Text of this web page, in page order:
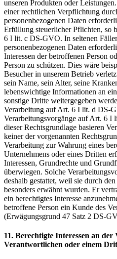
unseren Produkten oder
einer rechtlichen Verpflichtung
personenbezogenen Daten
Erfüllung steuerlicher Pflichten, so
6 I lit. c DS-GVO. In seltenen
personenbezogenen Daten
Interessen der betroffenen Person
Person zu schützen. Dies wäre
Besucher in unserem Betrieb
sein Name, sein Alter, seine
lebenswichtige Informationen an
sonstige Dritte weitergegeben
Verarbeitung auf Art. 6 I lit. d DS-
Verarbeitungsvorgänge auf Art. 6
dieser Rechtsgrundlage basieren
keiner der vorgenannten
Verarbeitung zur Wahrung eines
Unternehmens oder eines Dritten
Interessen, Grundrechte und
überwiegen. Solche
deshalb gestattet, weil sie durch
besonders erwähnt wurden. Er
ein berechtigtes Interesse
betroffene Person ein Kunde des
(Erwägungsgrund 47 Satz 2 DS-
11. Berechtigte Interessen an
Verantwortlichen oder einem